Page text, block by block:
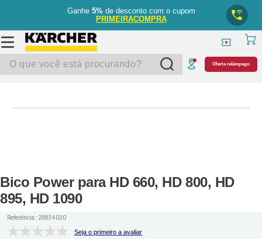
Ganhe 5%de desconto com o cupom
PRIMEIRACOMPRA
O que você está procurando? Oferta relâmpago
Bico Power para HD 660, HD 800, HD
895, HD 1090
Referência:: 28834020
Seja o primeiro a avaliar